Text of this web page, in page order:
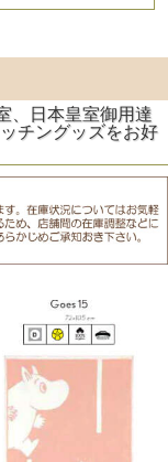
、日本皇室御用達
チングッズをお好